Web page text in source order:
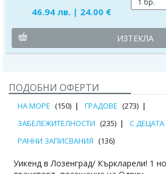
46.94 лв. | 24.00 €
ИЗТЕКЛА
ПОДОБНИ ОФЕРТИ
НА МОРЕ (150) ГРАДОВЕ (273)
ЗАБЕЛЕЖИТЕЛНОСТИ (235) С ДЕЦАТА
РАННИ ЗАПИСВАНИЯ (136)
От Варна: СПА уикенд в Силиври - х-